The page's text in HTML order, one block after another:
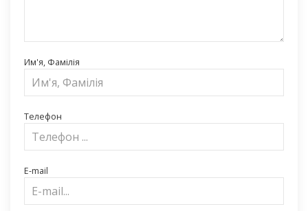
Им'я, Фамілія
Телефон
E-mail